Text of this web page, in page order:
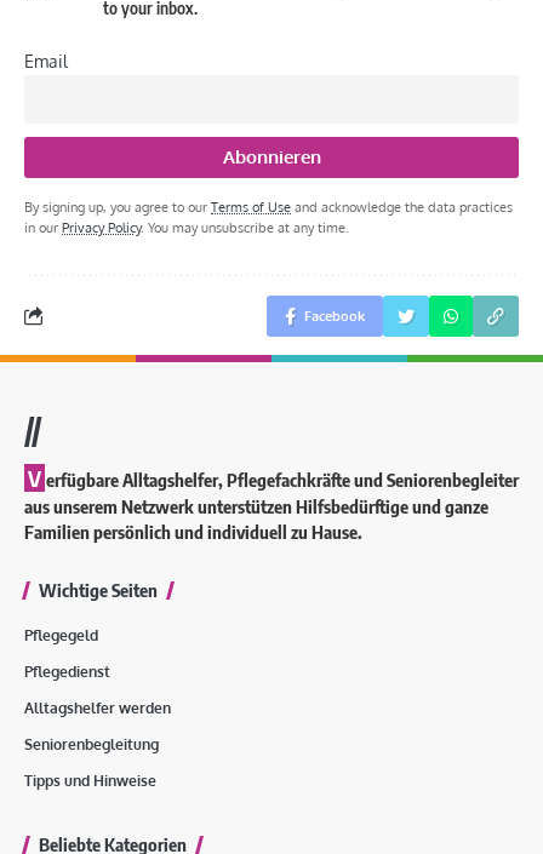
to your inbox.
Email
By signing up, you agree to our Terms of Use and acknowledge the data practices
in our Privacy Policy. You may unsubscribe at any time.
Facebook
//
V erfügbare Alltagshelfer, Pflegefachkräfte und Seniorenbegleiter
aus unserem Netzwerk unterstützen Hilfsbedürftige und ganze
Familien persönlich und individuell zu Hause.
Wichtige Seiten
Pflegegeld
Pflegedienst
Alltagshelfer werden
Seniorenbegleitung
Tipps und Hinweise
Beliebte Kategorien